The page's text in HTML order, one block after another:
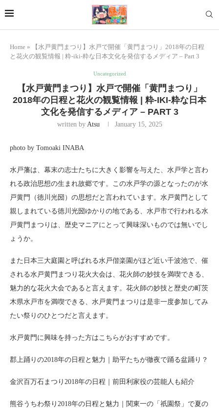
Home »
【水戸黄門まつり】水戸で開催「黄門まつり」2018年の日程
と花火の観覧情報 | 粋-iki-粋な日本文化を発信するメディア – Part 3
Uncategorized
【水戸黄門まつり】水戸で開催「黄門まつり」
2018年の日程と花火の観覧情報 | 粋-IKI-粋な日本
文化を発信するメディア – PART 3
written by Atsu January 15, 2025
photo by Tomoaki INABA
水戸藩は、幕末の志士たちに大きく影響を与えた、水戸学と言わ
れる政治思想の生まれ故郷です。この水戸学の源となったのが水
戸黄門（徳川光圀）の思想だと言われています。水戸黄門として
親しまれている徳川光圀ゆかりの地である、水戸市で行われる水
戸黄門まつりは、歴史マニアにとって興味深いものでは無いでし
ょうか。
また日本三大庭園と呼ばれる水戸偕楽園がほど近い千波池で、催
される水戸黄門まつり花火大会は、花火師の妙技を満喫できる、
魅力的な花火大会であると言えます。花火師の妙技と歴史の町茨
木県水戸市を満喫できる、水戸黄門まつりは是非一度参加してみ
たい祭りのひとつだと言えます。
水戸黄門に興味を持った方はこちらがおすすめです。
郡上踊りの2018年の日程と魅力｜助平たちが徹夜で踊る盆踊り？
金沢百万石まつり2018年の日程｜前田利家役の芸能人も紹介
熊谷うちわ祭り2018年の日程と魅力｜関東一の「祇園祭」で夏の